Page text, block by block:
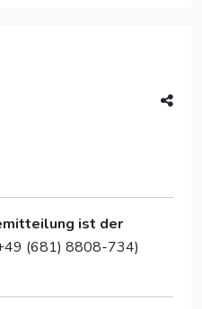
ist der
(681) 8808-734)